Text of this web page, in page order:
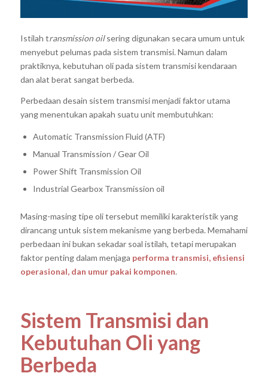
Istilah transmission oil sering digunakan secara umum untuk
menyebut pelumas pada sistem transmisi. Namun dalam
praktiknya, kebutuhan oli pada sistem transmisi kendaraan
dan alat berat sangat berbeda.
Perbedaan desain sistem transmisi menjadi faktor utama
yang menentukan apakah suatu unit membutuhkan:
Automatic Transmission Fluid (ATF)
Manual Transmission / Gear Oil
Power Shift Transmission Oil
Industrial Gearbox Transmission oil
Masing-masing tipe oli tersebut memiliki karakteristik yang
dirancang untuk sistem mekanisme yang berbeda. Memahami
perbedaan ini bukan sekadar soal istilah, tetapi merupakan
faktor penting dalam menjaga performa transmisi, efisiensi
operasional, dan umur pakai komponen.
Sistem Transmisi dan
Kebutuhan Oli yang
Berbeda